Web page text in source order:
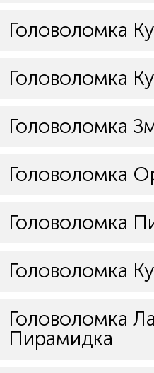
Головоломка
Головоломка
Головоломка
Головоломка
Головоломка
Головоломка
Головоломка
Пирамидка